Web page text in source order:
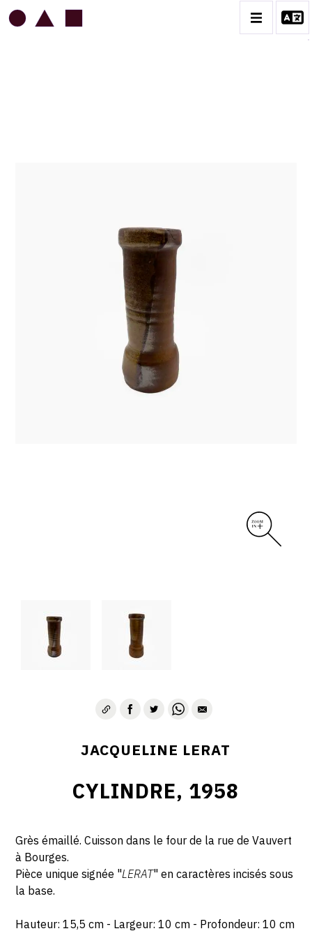
BESTIAIRE
BOUQUETIÈRES
CÉRAMIQUE ARCHITECTURALE
CÉRAMIQUE DU QUOTIDIEN
COUPES ET PLATS
DIVERS
PERSONNAGES
PIÈCES A MAIN ET CENDRIERS
PLANTES
SCÈNES DE LA VIE
JACQUELINE LERAT
CYLINDRE, 1958
Grès émaillé. Cuisson dans le four de la rue de Vauvert
à Bourges.
Pièce unique signée "LERAT" en caractères incisés sous
la base.
Hauteur: 15,5 cm - Largeur: 10 cm - Profondeur: 10 cm